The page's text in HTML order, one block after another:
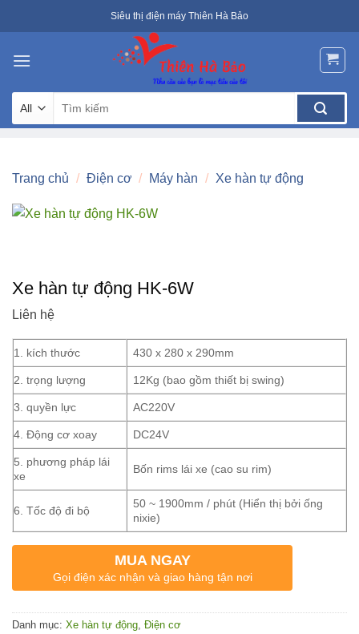
to
Siêu thị điện máy Thiên Hà Bảo
kiếm:
Trang chủ / Điện cơ / Máy hàn / Xe hàn tự động
Xe hàn tự động HK-6W
Liên hệ
1. kích thước 430 x 280 x 290mm
2. trọng lượng 12Kg (bao gồm thiết bị swing)
3. quyền lực AC220V
4. Động cơ xoay DC24V
5. phương pháp lái
xe
Bốn rims lái xe (cao su rim)
6. Tốc độ đi bộ
50 ~ 1900mm / phút (Hiển thị bởi ống
nixie)
MUA NGAY
Gọi điện xác nhận và giao hàng tận nơi
Danh mục: Xe hàn tự động Điện cơ